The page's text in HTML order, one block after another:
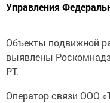
Управления
Объекты подвижной
выявлены
РТ.
Оператор связи ООО